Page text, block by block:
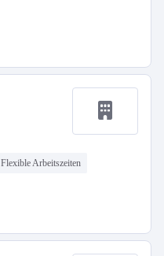
Flexible Arbeitszeiten